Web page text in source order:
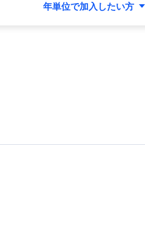
年単位で加入したい方